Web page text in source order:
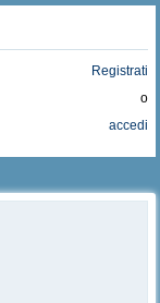
Registrati
o
accedi